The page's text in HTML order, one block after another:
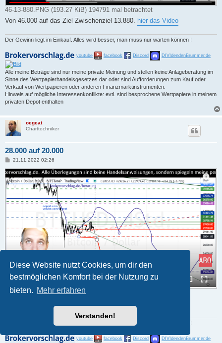
Diese Website nutzt Cookies, um dir den
bestmöglichen Komfort bei der Nutzung zu
bieten. Mehr erfahren
Verstanden!
46-13-880.PNG (193.27 KiB) 194791 mal betrachtet
Von 46.000 auf das Ziel Zwischenziel 13.880.
hier das Video
Der Gewinn liegt im Einkauf. Alles wird besser, man muss nur warten können !
youtube facebook Discord DIVIdendenBrummer.de
Alle meine Beträge sind nur meine private Meinung und stellen keine Anlageberatung im
Sinne des Wertpapierhandelsgesetzes dar oder sind Aufforderungen zum Kauf oder
Verkauf von Wertpapieren oder anderen Finanzmarktinstrumenten.
Hinweis auf mögliche Interessenkonflikte: evtl. sind besprochene Wertpapiere in meinem
privaten Depot enthalten
oegeat
Charttechniker
28.000 auf 20.000
B
i
t
r
a
21.11.2022 02:26
28-20000.PNG (229.58 KiB) 194790 mal betrachtet
Der Gewinn liegt im Einkauf. Alles wird besser, man muss nur warten können !
youtube facebook Discord DIVIdendenBrummer.de